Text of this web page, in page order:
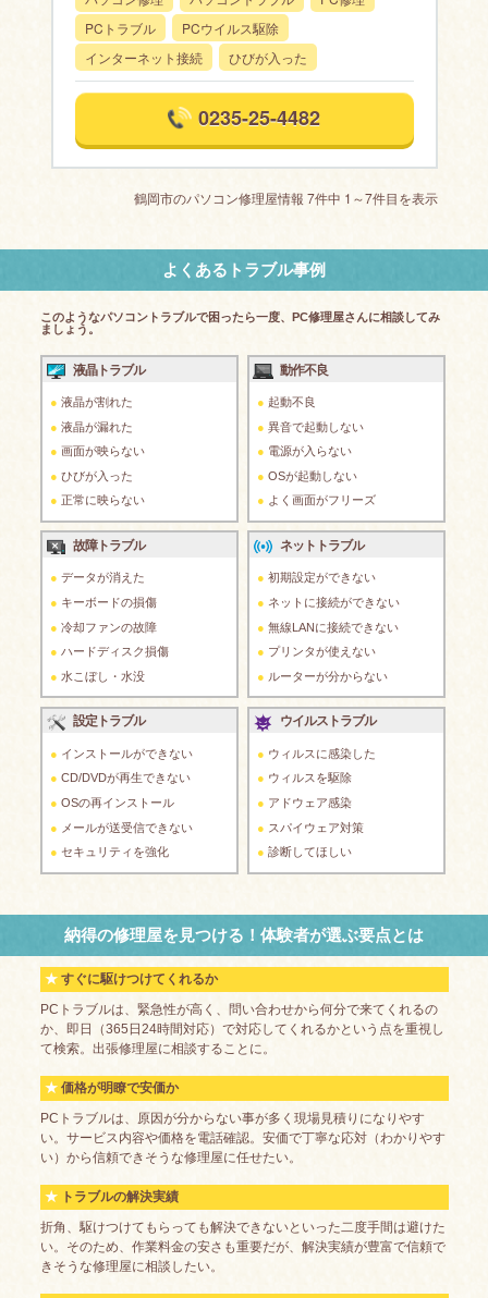
PCトラブル
PCウイルス駆除
インターネット接続
ひびが入った
0235-25-4482
鶴岡市のパソコン修理屋情報 7件中 1～7件目を表示
よくあるトラブル事例
このようなパソコントラブルで困ったら一度、PC修理屋さんに相談してみ
ましょう。
液晶トラブル
液晶が割れた
液晶が漏れた
画面が映らない
ひびが入った
正常に映らない
動作不良
起動不良
異音で起動しない
電源が入らない
OSが起動しない
よく画面がフリーズ
故障トラブル
データが消えた
キーボードの損傷
冷却ファンの故障
ハードディスク損傷
水こぼし・水没
ネットトラブル
初期設定ができない
ネットに接続ができない
無線LANに接続できない
プリンタが使えない
ルーターが分からない
設定トラブル
インストールができない
CD/DVDが再生できない
OSの再インストール
メールが送受信できない
セキュリティを強化
ウイルストラブル
ウィルスに感染した
ウィルスを駆除
アドウェア感染
スパイウェア対策
診断してほしい
納得の修理屋を見つける！体験者が選ぶ要点とは
すぐに駆けつけてくれるか
PCトラブルは、緊急性が高く、問い合わせから何分で来てくれるの
か、即日（365日24時間対応）で対応してくれるかという点を重視し
て検索。出張修理屋に相談することに。
価格が明瞭で安価か
PCトラブルは、原因が分からない事が多く現場見積りになりやす
い。サービス内容や価格を電話確認。安価で丁寧な応対（わかりやす
い）から信頼できそうな修理屋に任せたい。
トラブルの解決実績
折角、駆けつけてもらっても解決できないといった二度手間は避けた
い。そのため、作業料金の安さも重要だが、解決実績が豊富で信頼で
きそうな修理屋に相談したい。